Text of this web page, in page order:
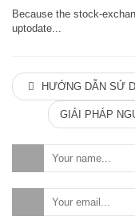
Because the stock-
uptodate...
HƯỚNG DẪN SỬ
GIẢI PHÁP